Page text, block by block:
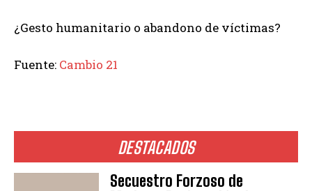
DESTACADOS
Secuestro Forzoso de
¿Gesto humanitario o abandono de víctimas?
Fuente: Cambio 21